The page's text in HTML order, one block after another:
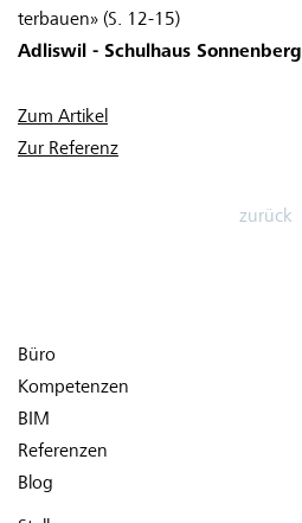
ter­bau­en» (S. 12-15)
Adliswil - Schulhaus Sonnenberg
Zum Artikel
Zur Referenz
zurück
Büro
Kompetenzen
BIM
Referenzen
Blog